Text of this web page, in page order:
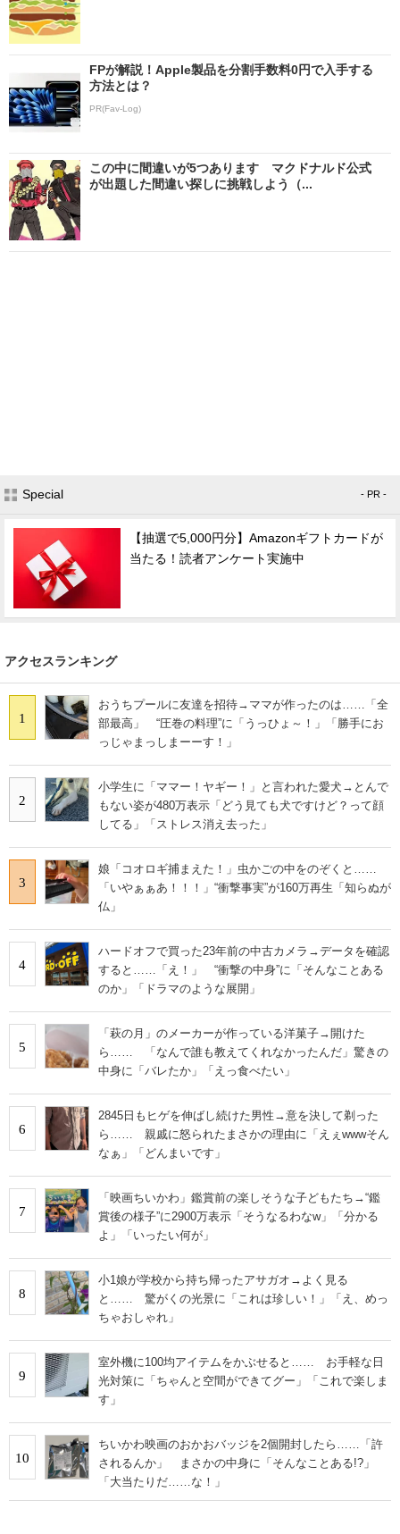
FPが解説！Apple製品を分割手数料0円で入手する
方法とは？
PR(Fav-Log)
この中に間違いが5つあります マクドナルド公式
が出題した間違い探しに挑戦しよう（...
Special - PR -
【抽選で5,000円分】Amazonギフトカードが
当たる！読者アンケート実施中
アクセスランキング
1
おうちプールに友達を招待→ママが作ったのは……「全
部最高」 “圧巻の料理”に「うっひょ～！」「勝手にお
っじゃまっしまーーす！」
2
小学生に「ママー！ヤギー！」と言われた愛犬→とんで
もない姿が480万表示「どう見ても犬ですけど？って顔
してる」「ストレス消え去った」
3
娘「コオロギ捕まえた！」虫かごの中をのぞくと……
「いやぁぁあ！！！」“衝撃事実”が160万再生「知らぬが
仏」
4
ハードオフで買った23年前の中古カメラ→データを確認
すると……「え！」 “衝撃の中身”に「そんなことある
のか」「ドラマのような展開」
5
「萩の月」のメーカーが作っている洋菓子→開けた
ら…… 「なんで誰も教えてくれなかったんだ」驚きの
中身に「バレたか」「えっ食べたい」
6
2845日もヒゲを伸ばし続けた男性→意を決して剃った
ら…… 親戚に怒られたまさかの理由に「えぇwwwそん
なぁ」「どんまいです」
7
「映画ちいかわ」鑑賞前の楽しそうな子どもたち→“鑑
賞後の様子”に2900万表示「そうなるわなw」「分かる
よ」「いったい何が」
8
小1娘が学校から持ち帰ったアサガオ→よく見る
と…… 驚がくの光景に「これは珍しい！」「え、めっ
ちゃおしゃれ」
9
室外機に100均アイテムをかぶせると…… お手軽な日
光対策に「ちゃんと空間ができてグー」「これで楽しま
す」
10
ちいかわ映画のおかおバッジを2個開封したら……「許
されるんか」 まさかの中身に「そんなことある!?」
「大当たりだ……な！」